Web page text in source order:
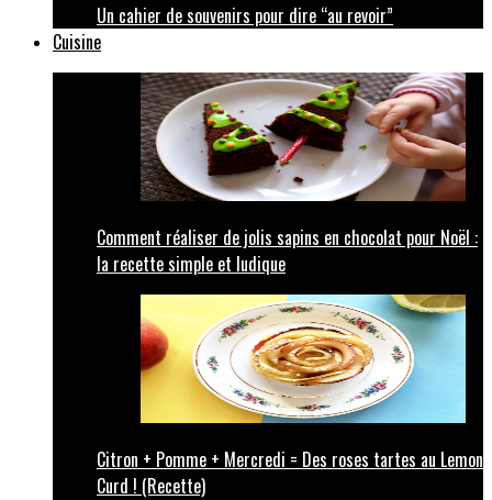
Un cahier de souvenirs pour dire “au revoir”
Cuisine
Comment réaliser de jolis sapins en chocolat pour Noël :
la recette simple et ludique
Citron + Pomme + Mercredi = Des roses tartes au Lemon
Curd ! (Recette)